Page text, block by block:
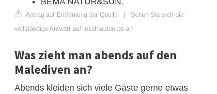
Antrag auf Entfernung der Quelle | Sehen Sie sich die
vollständige Antwort auf inselnauten.de an
Was zieht man abends auf den
Malediven an?
Abends kleiden sich viele Gäste gerne etwas